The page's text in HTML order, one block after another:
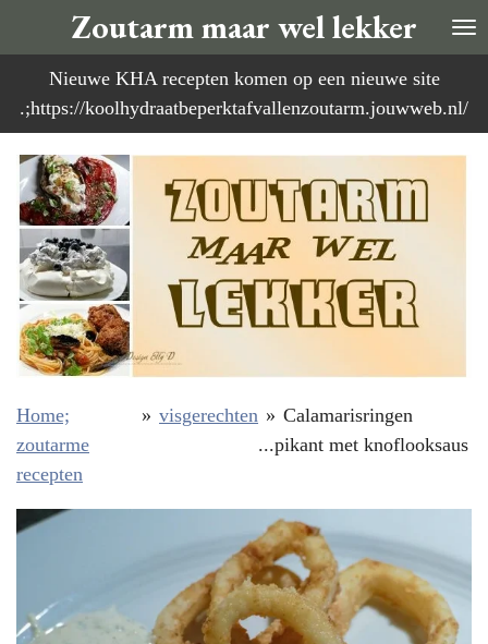
direct
naar
de
Zoutarm maar wel lekker
Nieuwe KHA recepten komen op een nieuwe site
.;https://koolhydraatbeperktafvallenzoutarm.jouwweb.nl/
Home;
zoutarme
recepten
» visgerechten » Calamarisringen
...pikant met knoflooksaus